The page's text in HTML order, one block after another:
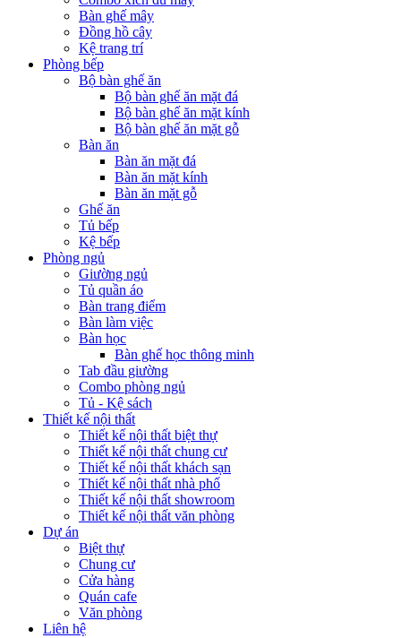
Bàn ghế mây
Đồng hồ cây
Kệ trang trí
Phòng bếp
Bộ bàn ghế ăn
Bộ bàn ghế ăn mặt đá
Bộ bàn ghế ăn mặt kính
Bộ bàn ghế ăn mặt gỗ
Bàn ăn
Bàn ăn mặt đá
Bàn ăn mặt kính
Bàn ăn mặt gỗ
Ghế ăn
Tủ bếp
Kệ bếp
Phòng ngủ
Giường ngủ
Tủ quần áo
Bàn trang điểm
Bàn làm việc
Bàn học
Bàn ghế học thông minh
Tab đầu giường
Combo phòng ngủ
Tủ - Kệ sách
Thiết kế nội thất
Thiết kế nội thất biệt thự
Thiết kế nội thất chung cư
Thiết kế nội thất khách sạn
Thiết kế nội thất nhà phố
Thiết kế nội thất showroom
Thiết kế nội thất văn phòng
Dự án
Biệt thự
Chung cư
Cửa hàng
Quán cafe
Văn phòng
Liên hệ